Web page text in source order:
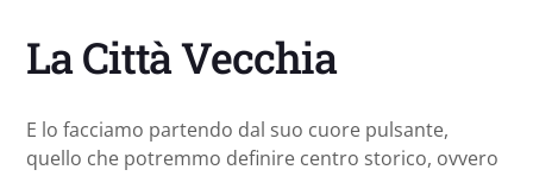
La Città Vecchia
E lo facciamo partendo dal suo cuore pulsante,
quello che potremmo definire centro storico, ovvero